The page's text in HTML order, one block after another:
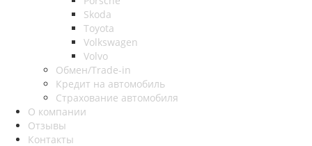
Skoda
Toyota
Volkswagen
Volvo
Обмен/Trade-in
Кредит на автомобиль
Страхование автомобиля
О компании
Отзывы
Контакты